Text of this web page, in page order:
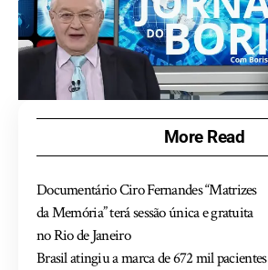
More Read
Documentário Ciro Fernandes “Matrizes
da Memória” terá sessão única e gratuita
no Rio de Janeiro
Brasil atingiu a marca de 672 mil pacientes